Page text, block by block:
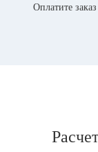
Оплатите